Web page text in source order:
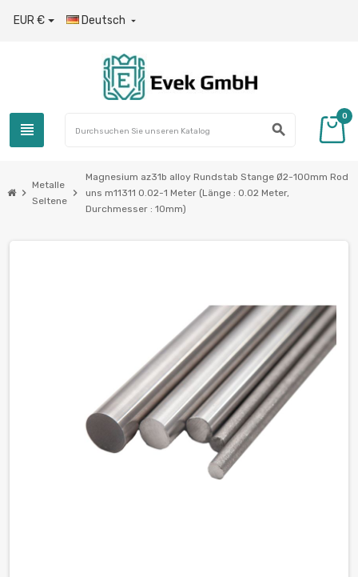
EUR € Deutsch 
view_headline search
0
chevron_right
Metalle
Seltene
chevron_right
Magnesium az31b alloy Rundstab Stange Ø2-100mm Rod
uns m11311 0.02-1 Meter (Länge : 0.02 Meter,
Durchmesser : 10mm)